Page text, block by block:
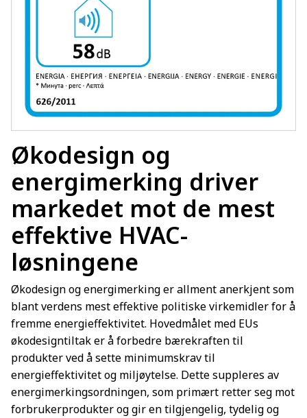
Økodesign og
energimerking driver
markedet mot de mest
effektive HVAC-
løsningene
Økodesign og energimerking er allment anerkjent som
blant verdens mest effektive politiske virkemidler for å
fremme energieffektivitet. Hovedmålet med EUs
økodesigntiltak er å forbedre bærekraften til
produkter ved å sette minimumskrav til
energieffektivitet og miljøytelse. Dette suppleres av
energimerkingsordningen, som primært retter seg mot
forbrukerprodukter og gir en tilgjengelig, tydelig og